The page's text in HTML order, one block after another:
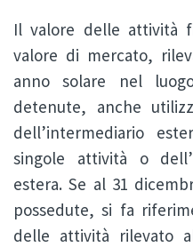
Il valore delle attività
valore di mercato,
anno solare nel
detenute, anche
dell’intermediario
singole attività o
estera. Se al 31
possedute, si fa
delle attività rilevato